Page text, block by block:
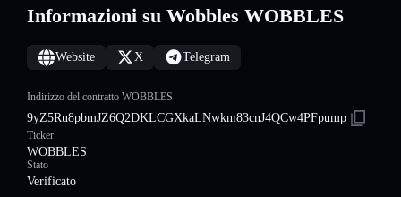
Informazioni su Wobbles WOBBLES
Website X Telegram
Indirizzo del contratto WOBBLES
9yZ5Ru8pbmJZ6Q2DKLCGXkaLNwkm83cnJ4QCw4PFpump
Ticker
WOBBLES
Stato
Verificato